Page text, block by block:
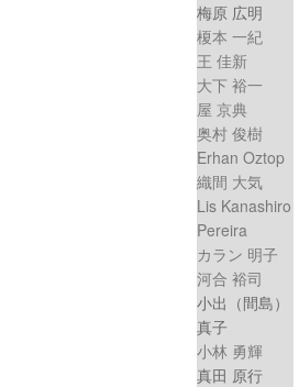
梅原 広明
榎本 一紀
王 佳新
大下 裕一
屋 京典
奥村 俊樹
Erhan Oztop
織間 大気
Lis Kanashiro
Pereira
カラン 明子
河合 裕司
小出（間島）
真子
小林 勇輝
真田 原行